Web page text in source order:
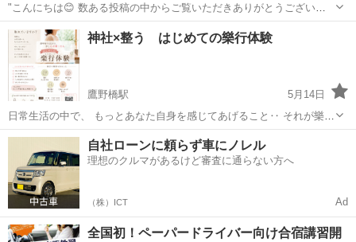
"こんにちは😊 数ある投稿の中からご覧いただきありがとうございま
す。 現在、オンライン中心で取り組める内容について、少人数でご案
内しています✨ 📌 主な内容 ・文章作成 ・投稿補助 ・テンプレート対
応 な...
広島 広島市 その他
神社×整う はじめての樂行体験
鷹野橋駅
5月14日
日常生活の中で、 もっとあなた自身を感じてあげること‥ それが樂
行‥ あなたの身体の声をもっと聞いて あなたの心の声をもっと聞いて
あなたの発する言葉をもっと聞いて あなたという人をもっとわか...
広島 広島市 鷹野橋駅 その他
自社ローンに頼らず車にノレル
理想のクルマがあるけど審査に通らない方へ
（株）ICT Ad
全国初！ペーパードライバー向け合宿講習開